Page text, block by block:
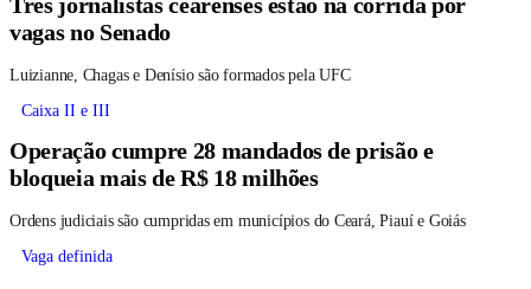
vagas no Senado
Luizianne, Chagas e Denísio são formados pela UFC
Caixa II e III
Operação cumpre 28 mandados de prisão e
bloqueia mais de R$ 18 milhões
Ordens judiciais são cumpridas em municípios do Ceará, Piauí e Goiás
Vaga definida